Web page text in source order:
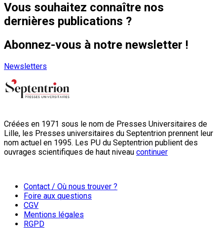
Vous souhaitez connaître nos
dernières publications ?
Abonnez-vous à notre newsletter !
Newsletters
Créées en 1971 sous le nom de Presses Universitaires de
Lille, les Presses universitaires du Septentrion prennent leur
nom actuel en 1995. Les PU du Septentrion publient des
ouvrages scientifiques de haut niveau continuer
Contact / Où nous trouver ?
Foire aux questions
CGV
Mentions légales
RGPD